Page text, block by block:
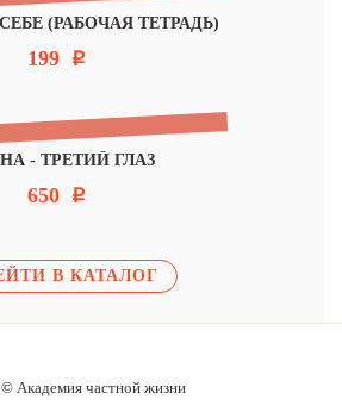
(РАБОЧАЯ ТЕТРАДЬ)
199 Р
- ТРЕТИЙ ГЛАЗ
650 Р
В КАТАЛОГ
Академия частной жизни